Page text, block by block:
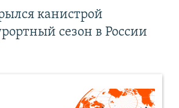
канистрой
сезон в России